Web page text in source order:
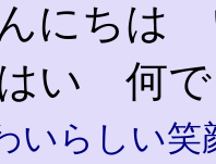
にちは
い 何
いらしい笑